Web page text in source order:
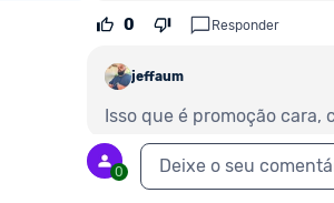
0 Responder
jeffaum
Isso que é promoção cara,
0 Responder
0 Deixe o seu